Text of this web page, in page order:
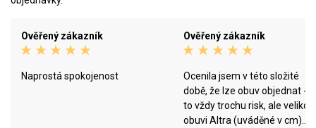
Ověřený zákazník
Naprostá spokojenost
Ověřený zákazník
Ocenila jsem v této složité
době, že lze obuv objednat - je
to vždy trochu risk, ale
obuvi Altra (uváděné v cm)